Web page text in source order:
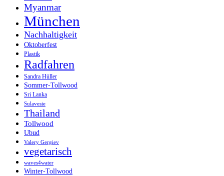
Myanmar
München
Nachhaltigkeit
Oktoberfest
Plastik
Radfahren
Sandra Hüller
Sommer-Tollwood
Sri Lanka
Sulavesie
Thailand
Tollwood
Ubud
Valery Gergiev
vegetarisch
waves4water
Winter-Tollwood